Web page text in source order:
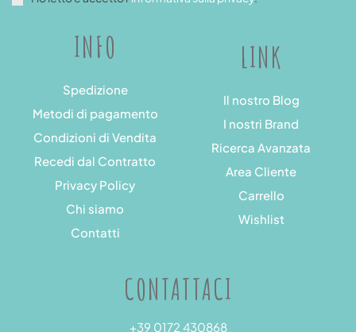
INFO
Spedizione
Metodi di pagamento
Condizioni di Vendita
Recedi dal Contratto
Privacy Policy
Chi siamo
Contatti
LINK
Il nostro Blog
I nostri Brand
Ricerca Avanzata
Area Cliente
Carrello
Wishlist
CONTATTACI
+39 0172 430868